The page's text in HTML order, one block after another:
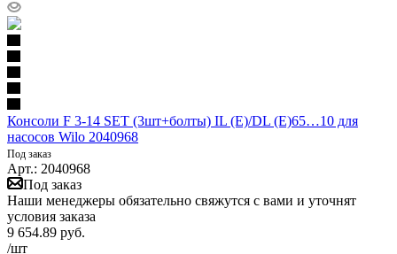
Консоли F 3-14 SET (3шт+болты) IL (E)/DL (E)65…10 для
насосов Wilo 2040968
Под заказ
Арт.: 2040968
Под заказ
Наши менеджеры обязательно свяжутся с вами и уточнят
условия заказа
9 654.89 руб.
/шт